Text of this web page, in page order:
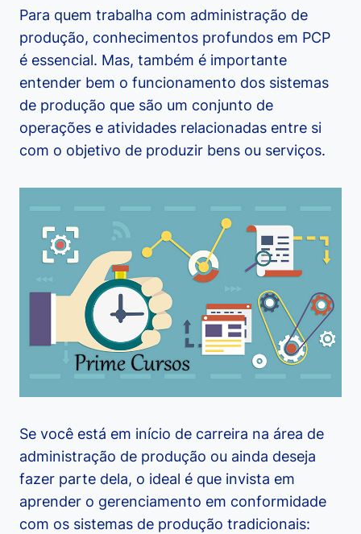
Para quem trabalha com administração de
produção, conhecimentos profundos em PCP
é essencial. Mas, também é importante
entender bem o funcionamento dos sistemas
de produção que são um conjunto de
operações e atividades relacionadas entre si
com o objetivo de produzir bens ou serviços.
Se você está em início de carreira na área de
administração de produção ou ainda deseja
fazer parte dela, o ideal é que invista em
aprender o gerenciamento em conformidade
com os sistemas de produção tradicionais: